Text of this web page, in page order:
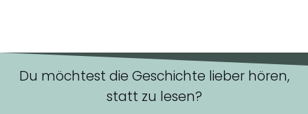
Du möchtest die Geschichte lieber hören,
statt zu lesen?